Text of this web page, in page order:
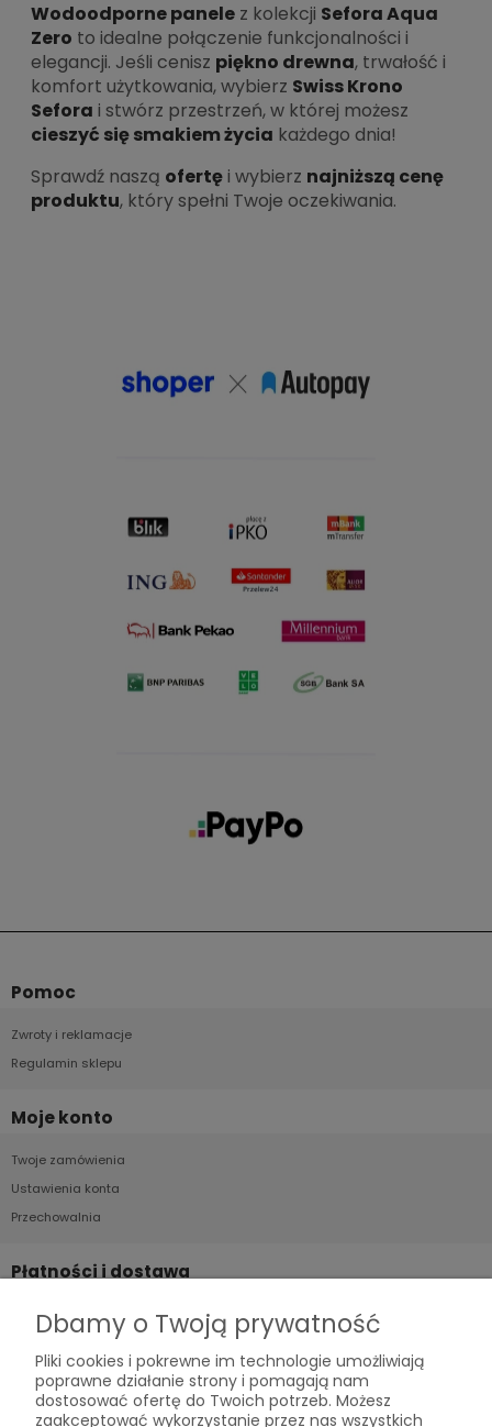
Wodoodporne panele z kolekcji Sefora Aqua
Zero to idealne połączenie funkcjonalności i
elegancji. Jeśli cenisz piękno drewna, trwałość i
komfort użytkowania, wybierz Swiss Krono
Sefora i stwórz przestrzeń, w której możesz
cieszyć się smakiem życia każdego dnia!
Sprawdź naszą ofertęi wybierz najniższą cenę
produktu, który spełni Twoje oczekiwania.
Pomoc
Zwroty i reklamacje
Regulamin sklepu
Moje konto
Twoje zamówienia
Ustawienia konta
Przechowalnia
Płatności i dostawa
Formy płatności
Czas i koszty dostawy
Czas realizacji zamówienia
Dbamy o Twoją prywatność
Pliki cookies i pokrewne im technologie umożliwiają
poprawne działanie strony i pomagają nam
dostosować ofertę do Twoich potrzeb. Możesz
zaakceptować wykorzystanie przez nas wszystkich